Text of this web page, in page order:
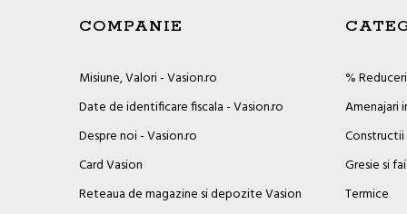
COMPANIE
Misiune, Valori - Vasion.ro
Date de identificare fiscala - Vasion.ro
Despre noi - Vasion.ro
Card Vasion
Reteaua de magazine si depozite Vasion
%
Amenajari
Constructii
Gresie si
Termice